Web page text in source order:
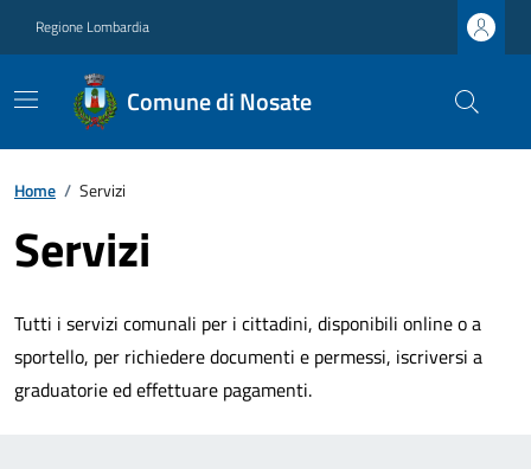
Regione Lombardia
Comune di Nosate
Home / Servizi
Servizi
Tutti i servizi comunali per i cittadini, disponibili online o a
sportello, per richiedere documenti e permessi, iscriversi a
graduatorie ed effettuare pagamenti.